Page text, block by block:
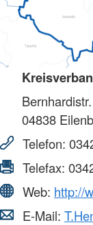
04838
Telefon:
Telefax:
Web: http://
E-Mail: